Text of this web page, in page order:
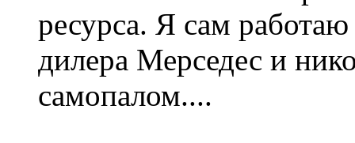
ресурса. Я сам
дилера Мерседес и
самопалом....